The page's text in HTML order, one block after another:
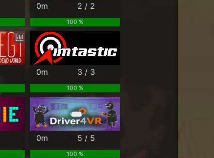
0m 2 / 2
100 %
0m 3 / 3
100 %
0m 5 / 5
100 %